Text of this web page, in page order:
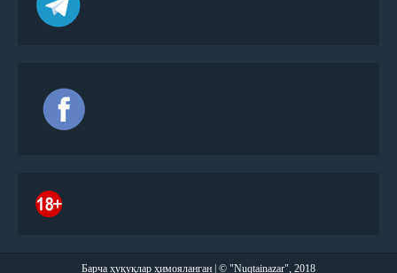
Барча ҳуқуқлар ҳимояланган | © "Nuqtainazar", 2018